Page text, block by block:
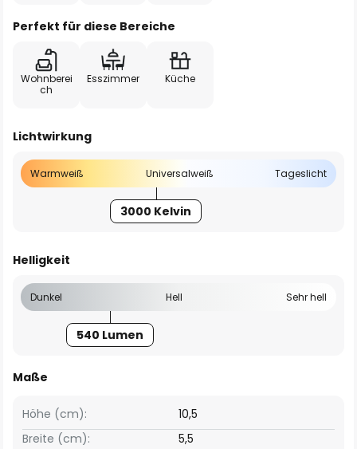
Perfekt für diese Bereiche
Wohnberei
ch
Esszimmer Küche
Lichtwirkung
Warmweiß Universalweiß Tageslicht
3000 Kelvin
Helligkeit
Dunkel Hell Sehr hell
540 Lumen
Maße
Breite (cm): 5,5
Höhe (cm): 10,5